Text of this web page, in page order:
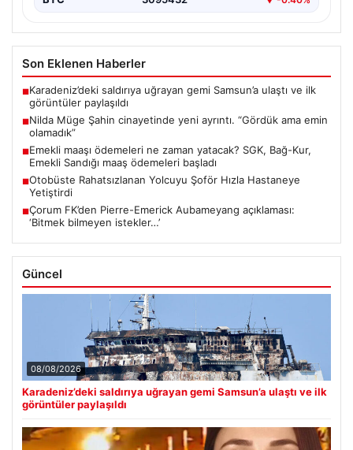
Son Eklenen Haberler
■Karadeniz’deki saldırıya uğrayan gemi Samsun’a ulaştı ve ilk
görüntüler paylaşıldı
■Nilda Müge Şahin cinayetinde yeni ayrıntı. “Gördük ama emin
olamadık”
■Emekli maaşı ödemeleri ne zaman yatacak? SGK, Bağ-Kur,
Emekli Sandığı maaş ödemeleri başladı
■Otobüste Rahatsızlanan Yolcuyu Şoför Hızla Hastaneye
Yetiştirdi
■Çorum FK’den Pierre-Emerick Aubameyang açıklaması:
‘Bitmek bilmeyen istekler…’
Güncel
08/08/2026
Karadeniz’deki saldırıya uğrayan gemi Samsun’a ulaştı ve ilk
görüntüler paylaşıldı